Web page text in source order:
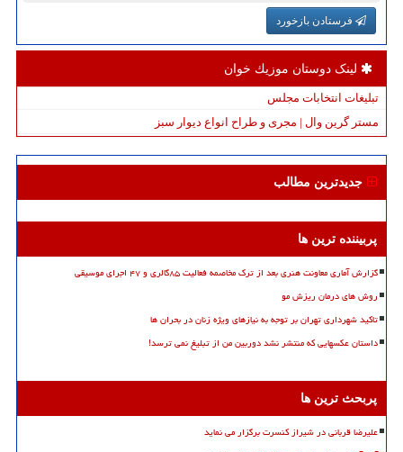
فرستادن بازخورد
لینک دوستان موزیك خوان
تبلیغات انتخابات مجلس
مستر گرین وال | مجری و طراح انواع دیوار سبز
جدیدترین مطالب
پربیننده ترین ها
گزارش آماری معاونت هنری بعد از ترک مخاصمه فعالیت ۸۵گالری و ۴۷ اجرای موسیقی
روش های درمان ریزش مو
تاکید شهرداری تهران بر توجه به نیازهای ویژه زنان در بحران ها
داستان عکسهایی که منتشر نشد دوربین من از تبلیغ نمی ترسد!
پربحث ترین ها
علیرضا قربانی در شیراز کنسرت برگزار می نماید